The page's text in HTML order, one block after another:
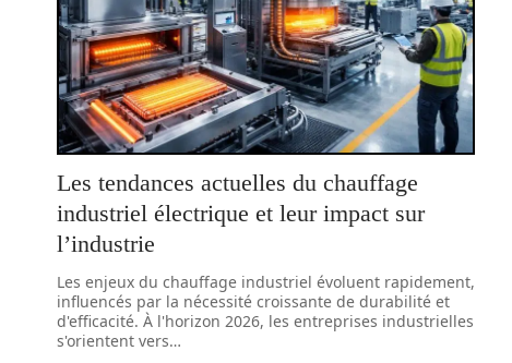
Les tendances actuelles du chauffage
industriel électrique et leur impact sur
l’industrie
Les enjeux du chauffage industriel évoluent rapidement,
influencés par la nécessité croissante de durabilité et
d'efficacité. À l'horizon 2026, les entreprises industrielles
s'orientent vers…